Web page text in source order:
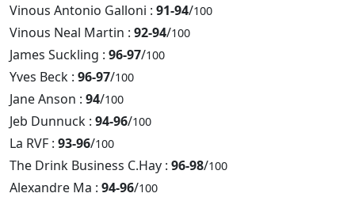
Vinous Antonio Galloni : 91-94/100
Vinous Neal Martin : 92-94/100
James Suckling : 96-97/100
Yves Beck : 96-97/100
Jane Anson : 94/100
Jeb Dunnuck : 94-96/100
La RVF : 93-96/100
The Drink Business C.Hay : 96-98/100
Alexandre Ma : 94-96/100